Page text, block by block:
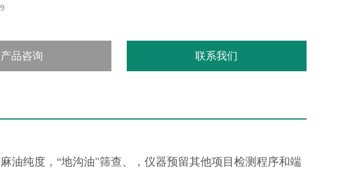
产品咨询 联系我们
麻油纯度，“地沟油"筛查、，仪器预留其他项目检测程序和端